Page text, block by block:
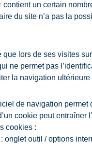
contient un certain
du site n’a pas la
que lors de ses visites
ne permet pas
la navigation
de navigation
cookie peut
cookies :
onglet outil / options